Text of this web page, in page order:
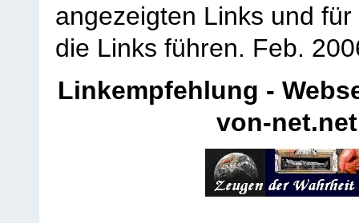
angezeigten Links und
die Links führen. Feb.
Linkempfehlung -
von-net.net